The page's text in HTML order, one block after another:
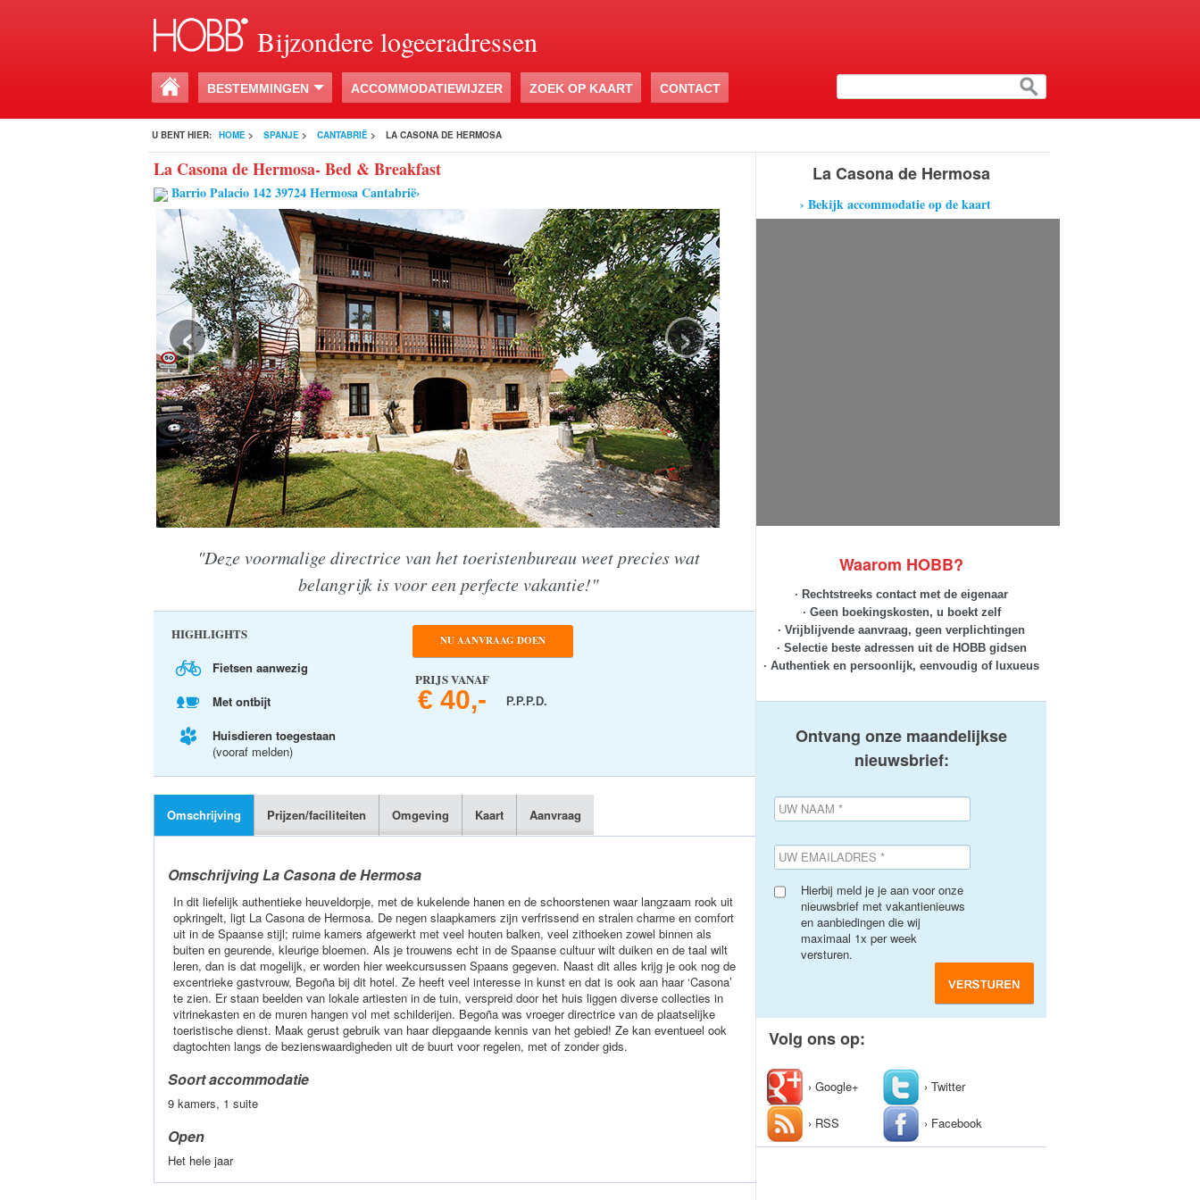
Bijzondere logeeradressen
BESTEMMINGEN ACCOMMODATIEWIJZER ZOEK OP KAART CONTACT
U BENT HIER: HOME > SPANJE > CANTABRIË > LA CASONA DE HERMOSA
La Casona de Hermosa- Bed & Breakfast
Barrio Palacio 142 39724 Hermosa Cantabrië›
‹ ›
"Deze voormalige directrice van het toeristenbureau weet precies wat
belangrijk is voor een perfecte vakantie!"
HIGHLIGHTS
Fietsen aanwezig
Met ontbijt
Huisdieren toegestaan
(vooraf melden)
NU AANVRAAG DOEN
PRIJS VANAF
€ 40,- P.P.P.D.
Omschrijving Prijzen/faciliteiten Omgeving Kaart Aanvraag
Omschrijving La Casona de Hermosa
In dit liefelijk authentieke heuveldorpje, met de kukelende hanen en de schoorstenen waar langzaam rook uit
opkringelt, ligt La Casona de Hermosa. De negen slaapkamers zijn verfrissend en stralen charme en comfort
uit in de Spaanse stijl; ruime kamers afgewerkt met veel houten balken, veel zithoeken zowel binnen als
buiten en geurende, kleurige bloemen. Als je trouwens echt in de Spaanse cultuur wilt duiken en de taal wilt
leren, dan is dat mogelijk, er worden hier weekcursussen Spaans gegeven. Naast dit alles krijg je ook nog de
excentrieke gastvrouw, Begoña bij dit hotel. Ze heeft veel interesse in kunst en dat is ook aan haar ‘Casona’
te zien. Er staan beelden van lokale artiesten in de tuin, verspreid door het huis liggen diverse collecties in
vitrinekasten en de muren hangen vol met schilderijen. Begoña was vroeger directrice van de plaatselijke
toeristische dienst. Maak gerust gebruik van haar diepgaande kennis van het gebied! Ze kan eventueel ook
dagtochten langs de bezienswaardigheden uit de buurt voor regelen, met of zonder gids.
Soort accommodatie
9 kamers, 1 suite
Open
Het hele jaar
La Casona de Hermosa
› Bekijk accommodatie op de kaart
Waarom HOBB?
· Rechtstreeks contact met de eigenaar
· Geen boekingskosten, u boekt zelf
· Vrijblijvende aanvraag, geen verplichtingen
· Selectie beste adressen uit de HOBB gidsen
· Authentiek en persoonlijk, eenvoudig of luxueus
Ontvang onze maandelijkse
nieuwsbrief:
Hierbij meld je je aan voor onze
nieuwsbrief met vakantienieuws
en aanbiedingen die wij
maximaal 1x per week
versturen.
Volg ons op:
› Google+ › Twitter
› RSS › Facebook